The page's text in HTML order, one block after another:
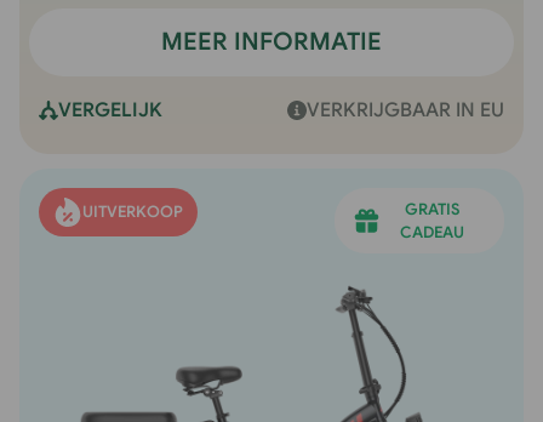
MEER INFORMATIE
VERGELIJK VERKRIJGBAAR IN EU
UITVERKOOP
GRATIS
CADEAU